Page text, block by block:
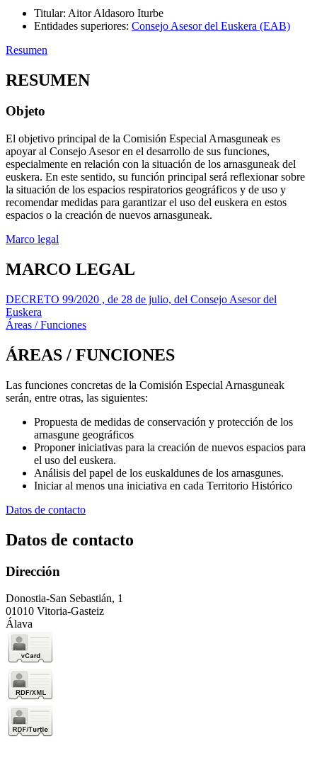
Titular: Aitor Aldasoro Iturbe
Entidades superiores: Consejo Asesor del Euskera (EAB)
Resumen
RESUMEN
Objeto
El objetivo principal de la Comisión Especial Arnasguneak es
apoyar al Consejo Asesor en el desarrollo de sus funciones,
especialmente en relación con la situación de los arnasguneak del
euskera. En este sentido, su función principal será reflexionar sobre
la situación de los espacios respiratorios geográficos y de uso y
recomendar medidas para garantizar el uso del euskera en estos
espacios o la creación de nuevos arnasguneak.
Marco legal
MARCO LEGAL
DECRETO 99/2020 , de 28 de julio, del Consejo Asesor del
Euskera
Áreas / Funciones
ÁREAS / FUNCIONES
Las funciones concretas de la Comisión Especial Arnasguneak
serán, entre otras, las siguientes:
Propuesta de medidas de conservación y protección de los
arnasgune geográficos
Proponer iniciativas para la creación de nuevos espacios para
el uso del euskera.
Análisis del papel de los euskaldunes de los arnasgunes.
Iniciar al menos una iniciativa en cada Territorio Histórico
Datos de contacto
Datos de contacto
Dirección
Donostia-San Sebastián, 1
01010 Vitoria-Gasteiz
Álava